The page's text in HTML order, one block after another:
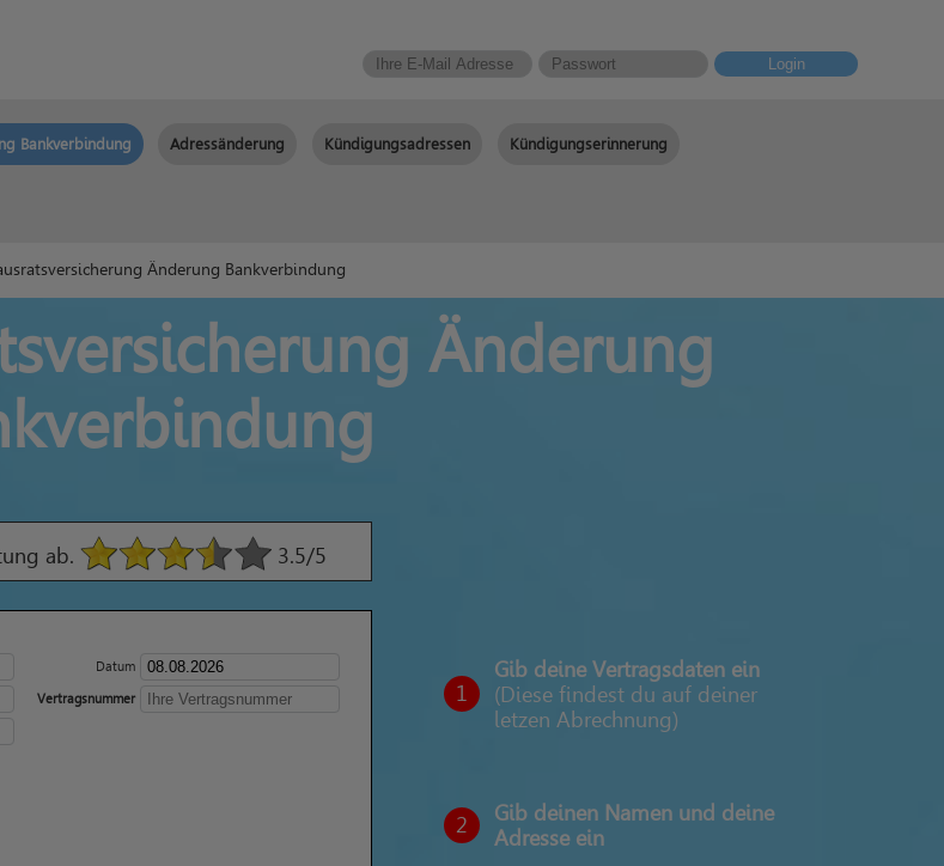
Login
Bankverbindung Adressänderung Kündigungsadressen Kündigungserinnerung
Änderung Bankverbindung
Änderung
ab. 3.5/5
Datum
Vertragsnummer
1
Gib deine Vertragsdaten ein
(Diese findest du auf deiner
letzen Abrechnung)
2
Gib deinen Namen und deine
Adresse ein